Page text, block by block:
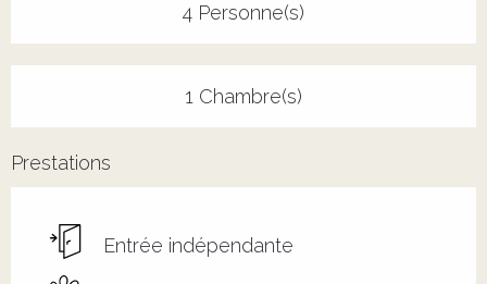
4 Personne(s)
1 Chambre(s)
Prestations
Entrée indépendante